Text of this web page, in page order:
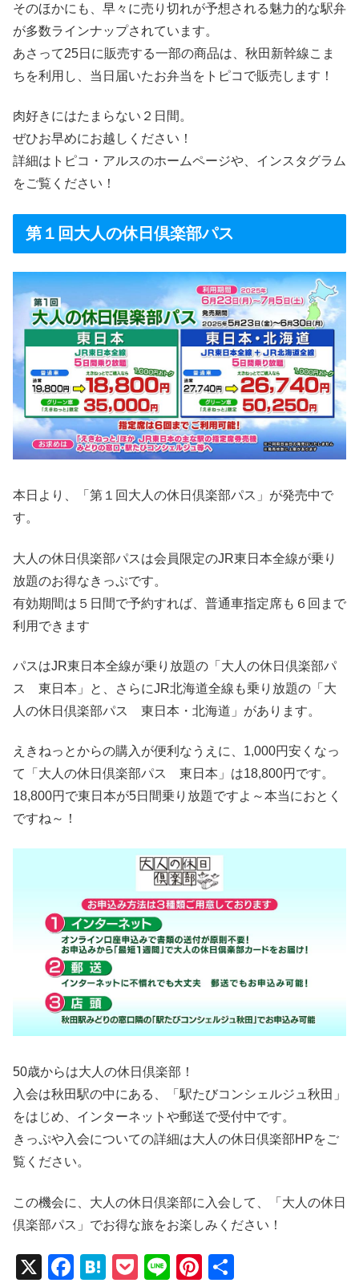
そのほかにも、早々に売り切れが予想される魅力的な駅弁
が多数ラインナップされています。
あさって25日に販売する一部の商品は、秋田新幹線こま
ちを利用し、当日届いたお弁当をトピコで販売します！
肉好きにはたまらない２日間。
ぜひお早めにお越しください！
詳細はトピコ・アルスのホームページや、インスタグラム
をご覧ください！
第１回大人の休日倶楽部パス
本日より、「第１回大人の休日倶楽部パス」が発売中で
す。
大人の休日倶楽部パスは会員限定のJR東日本全線が乗り
放題のお得なきっぷです。
有効期間は５日間で予約すれば、普通車指定席も６回まで
利用できます
パスはJR東日本全線が乗り放題の「大人の休日倶楽部パ
ス 東日本」と、さらにJR北海道全線も乗り放題の「大
人の休日倶楽部パス 東日本・北海道」があります。
えきねっとからの購入が便利なうえに、1,000円安くなっ
て「大人の休日倶楽部パス 東日本」は18,800円です。
18,800円で東日本が5日間乗り放題ですよ～本当におとく
ですね～！
50歳からは大人の休日倶楽部！
入会は秋田駅の中にある、「駅たびコンシェルジュ秋田」
をはじめ、インターネットや郵送で受付中です。
きっぷや入会についての詳細は大人の休日倶楽部HPをご
覧ください。
この機会に、大人の休日倶楽部に入会して、「大人の休日
倶楽部パス」でお得な旅をお楽しみください！
X
F
H
P
Li
Pi